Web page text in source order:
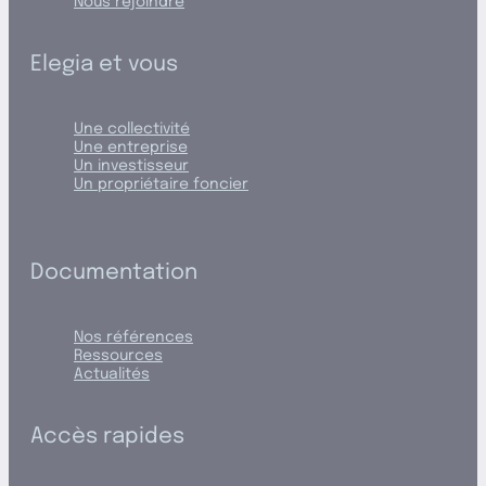
Elegia et vous
Une collectivité
Une entreprise
Un investisseur
Un propriétaire foncier
Documentation
Nos références
Ressources
Actualités
Accès rapides